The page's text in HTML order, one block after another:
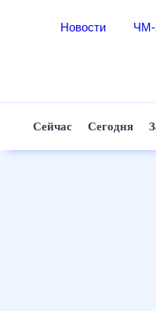
Новости
Сейчас Сегодня